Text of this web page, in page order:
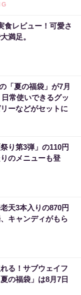
食レビュー！可愛さ
満足。
「夏の福袋」が7月
常使いできるグッ
ーなどがセットに
り第3弾」の110円
のメニューも登
天3本入りの870円
キャンディがもら
る！サブウェイフ
の福袋」は8月7日